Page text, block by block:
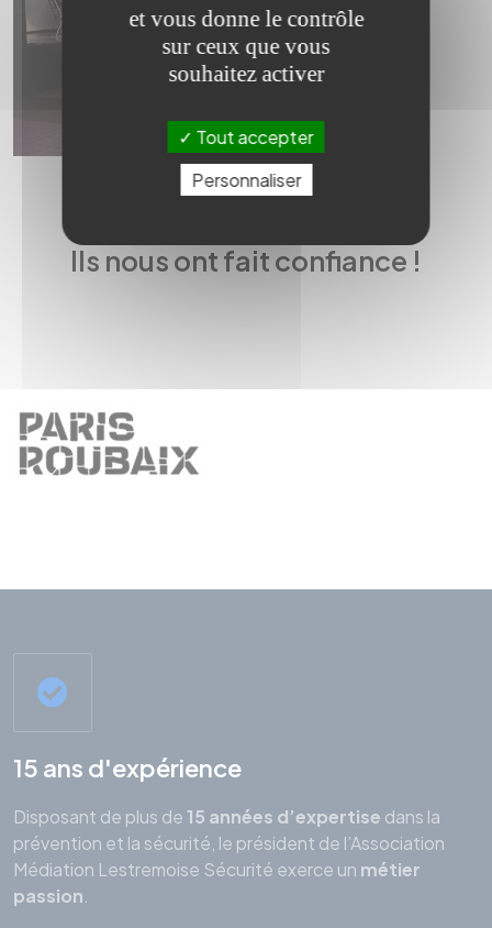
Ils nous ont fait confiance !
15 ans d'expérience
Disposant de plus de15 années d’expertise dans la
prévention et la sécurité, le président de l’Association
Médiation Lestremoise Sécurité exerce un métier
passion
et vous donne le contrôle
sur ceux que vous
souhaitez activer
Tout accepter
Personnaliser